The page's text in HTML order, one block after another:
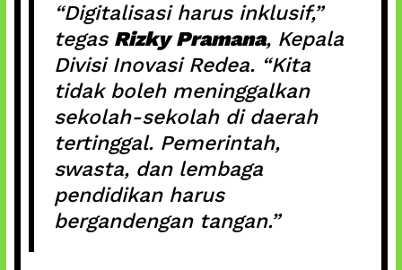
“Digitalisasi harus inklusif,”
tegas Rizky Pramana, Kepala
Divisi Inovasi Redea. “Kita
tidak boleh meninggalkan
sekolah-sekolah di daerah
tertinggal. Pemerintah,
swasta, dan lembaga
pendidikan harus
bergandengan tangan.”